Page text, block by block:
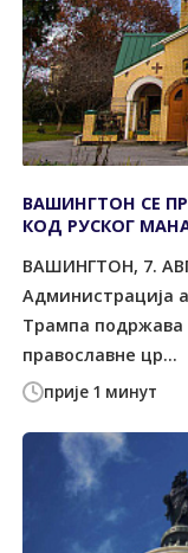
прије 1 минут
ВАШИНГТОН СЕ
КОД РУСКОГ
ВАШИНГТОН, 7.
Администрација
Трампа подржава
православне цр...